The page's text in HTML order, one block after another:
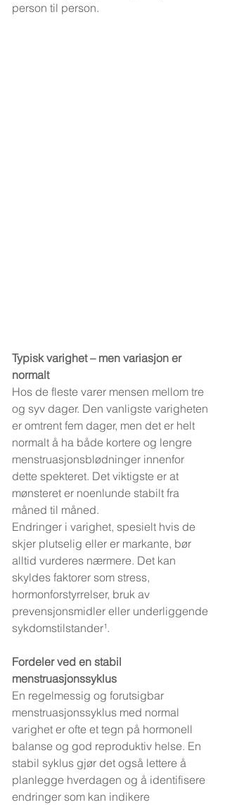
person til person.
Typisk varighet – men variasjon er
normalt
Hos de fleste varer mensen mellom tre
og syv dager. Den vanligste varigheten
er omtrent fem dager, men det er helt
normalt å ha både kortere og lengre
menstruasjonsblødninger innenfor
dette spekteret. Det viktigste er at
mønsteret er noenlunde stabilt fra
måned til måned.
Endringer i varighet, spesielt hvis de
skjer plutselig eller er markante, bør
alltid vurderes nærmere. Det kan
skyldes faktorer som stress,
hormonforstyrrelser, bruk av
prevensjonsmidler eller underliggende
sykdomstilstander¹.
Fordeler ved en stabil
menstruasjonssyklus
En regelmessig og forutsigbar
menstruasjonssyklus med normal
varighet er ofte et tegn på hormonell
balanse og god reproduktiv helse. En
stabil syklus gjør det også lettere å
planlegge hverdagen og å identifisere
endringer som kan indikere